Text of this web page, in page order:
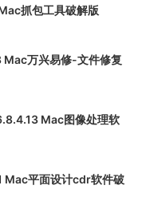
抓包工具破解版
万兴易修-文件修复
Mac图像处理软
Mac平面设计cdr软件破